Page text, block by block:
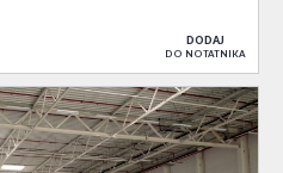
DODAJ
DO NOTATNIKA